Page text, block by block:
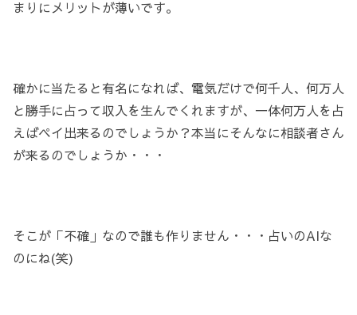
まりにメリットが薄いです。
確かに当たると有名になれば、電気だけで何千人、何万人
と勝手に占って収入を生んでくれますが、一体何万人を占
えばペイ出来るのでしょうか？本当にそんなに相談者さん
が来るのでしょうか・・・
そこが「不確」なので誰も作りません・・・占いのAIな
のにね(笑)